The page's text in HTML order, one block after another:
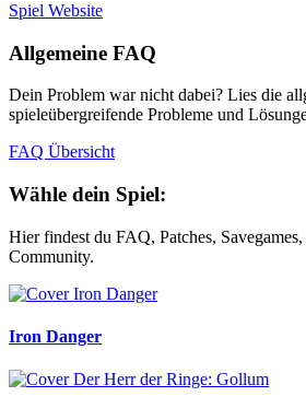
Spiel Website
Allgemeine FAQ
Dein Problem war nicht dabei? Lies die
spieleübergreifende Probleme und
FAQ Übersicht
Wähle dein Spiel:
Hier findest du FAQ, Patches,
Community.
Iron Danger